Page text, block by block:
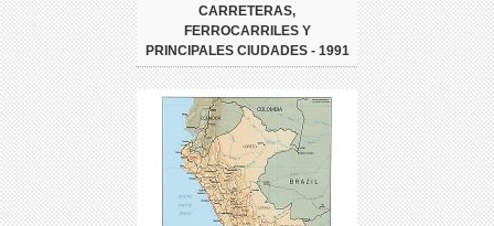
CARRETERAS,
FERROCARRILES Y
PRINCIPALES CIUDADES - 1991